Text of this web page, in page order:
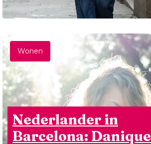
Wonen
Nederlander in
Barcelona: Danique